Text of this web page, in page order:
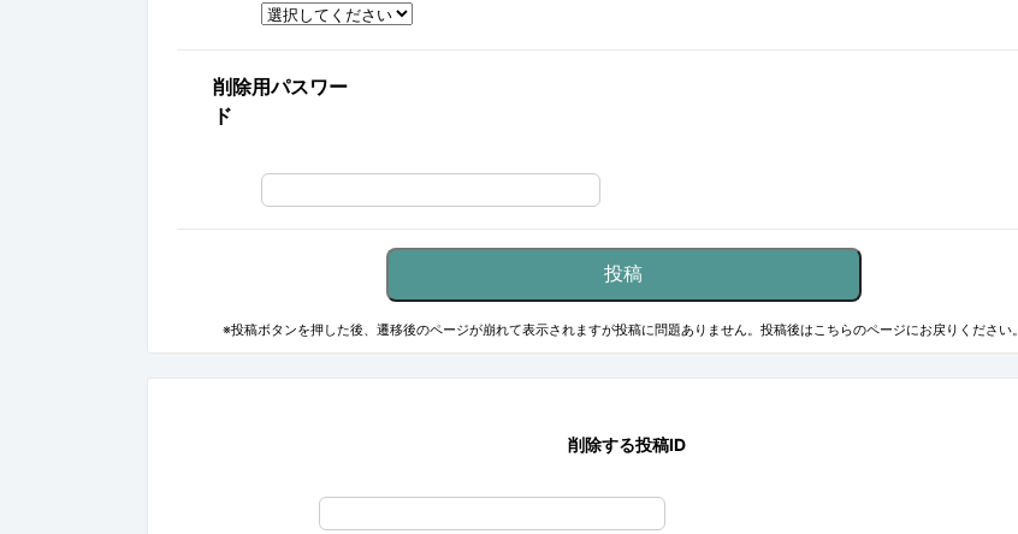
削除用パスワー
ド
※投稿ボタンを押した後、遷移後のページが崩れて表示されますが投稿に問題ありません。投稿後はこちらのページにお戻りください。
削除する投稿ID